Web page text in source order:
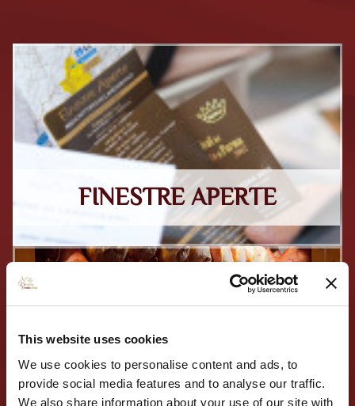
This website uses cookies
We use cookies to personalise content and ads, to
provide social media features and to analyse our traffic.
We also share information about your use of our site with
FINESTRE APERTE
I PROSCIUTTIFICI